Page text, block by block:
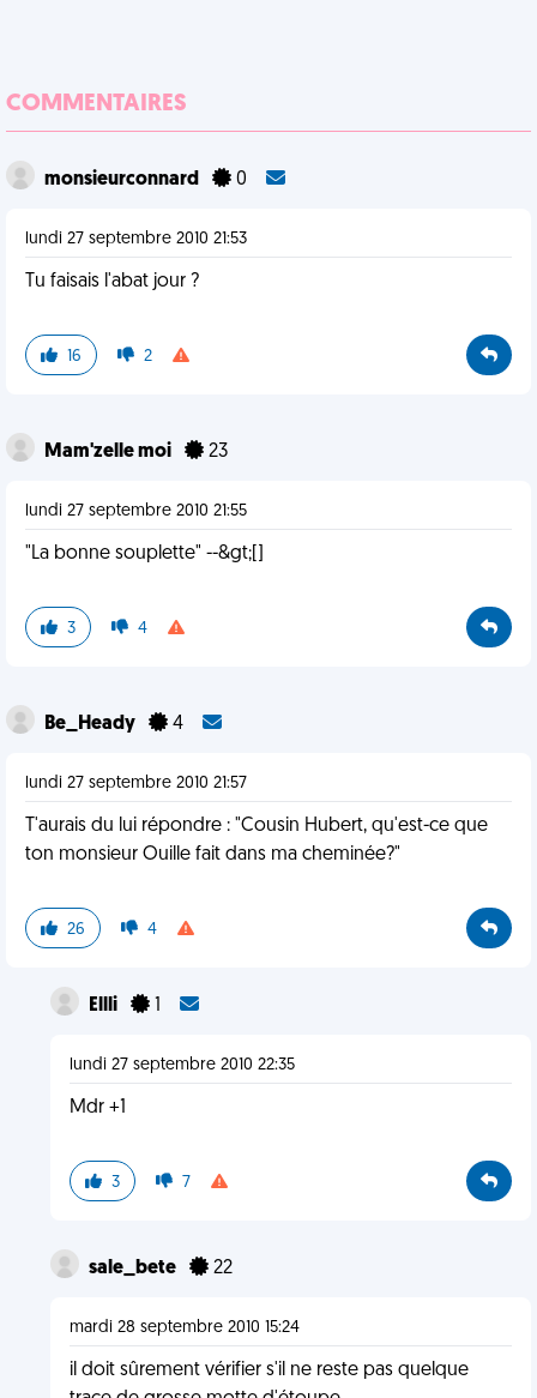
COMMENTAIRES
monsieurconnard 0
lundi 27 septembre 2010 21:53
Tu faisais l'abat jour ?
16 2
Mam'zelle moi 23
lundi 27 septembre 2010 21:55
"La bonne souplette" --&gt;[]
3 4
Be_Heady 4
lundi 27 septembre 2010 21:57
T'aurais du lui répondre : "Cousin Hubert, qu'est-ce que
ton monsieur Ouille fait dans ma cheminée?"
26 4
Ellli 1
lundi 27 septembre 2010 22:35
Mdr +1
3 7
sale_bete 22
mardi 28 septembre 2010 15:24
il doit sûrement vérifier s'il ne reste pas quelque